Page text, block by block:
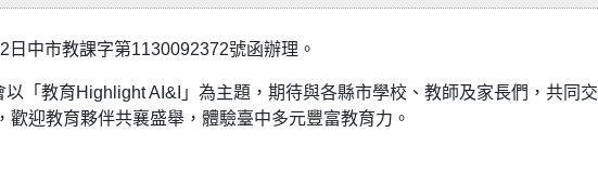
中市教課字第1130092372號函辦理。
「教育Highlight AI&I」為主題，期待與各縣市學校、教師及家長們，共同交
迎教育夥伴共襄盛舉，體驗臺中多元豐富教育力。